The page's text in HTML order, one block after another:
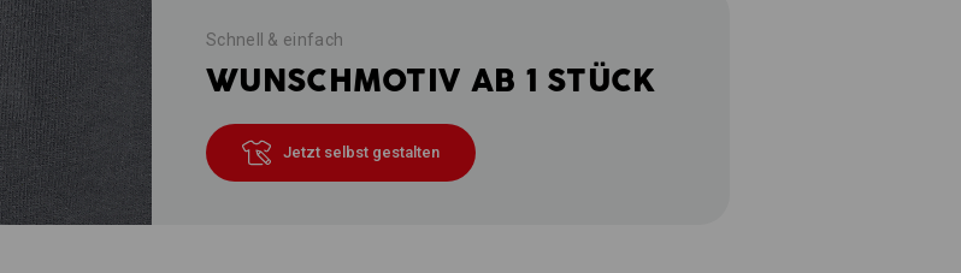
Schnell & einfach
WUNSCHMOTIV AB 1 STÜCK
Jetzt selbst gestalten